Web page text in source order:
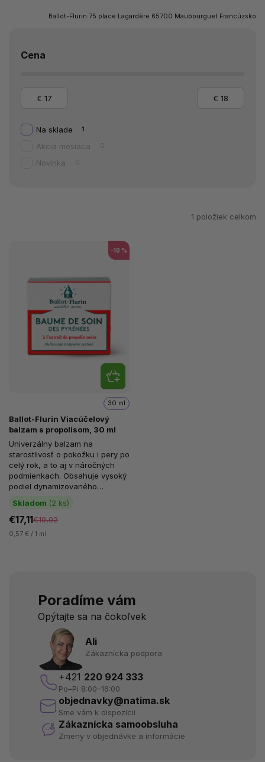
Ballot-Flurin 75 place Lagardère 65700 Maubourguet Francúzsko
Cena
€ 17 €18
Na sklade 1
Akcia mesiaca 0
Novinka 0
1 položiek celkom
–10 %
Ballot-Flurin Viacúčelový
balzam s propolisom, 30 ml
Skladom (2 ks)
30 ml
€17,11€19,02
0,57 € / 1 ml
Univerzálny balzam na
starostlivosť o pokožku i pery po
celý rok, a to aj v náročných
podmienkach. Obsahuje vysoký
podiel dynamizovaného
čierneho propolisu z
francúzskych...
Poradíme vám
Opýtajte sa na čokoľvek
Ali
Zákaznícka podpora
+421 220 924 333
Po–Pi 8:00–16:00
objednavky@natima.sk
Sme vám k dispozícii
Zákaznícka samoobsluha
Zmeny v objednávke a informácie